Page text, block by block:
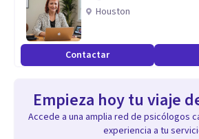
adapte al problema de cada persona
aprendizaje acerca de esta ciencia, la
Con formaciones continuas avaladas
de Valencia, SEPCyS y AEPSIS
autoconocimiento y motivación para
servicio psicológico.
Houston
Contactar
Empieza hoy tu viaje
Accede a una amplia red de psicólogos
experiencia a tu